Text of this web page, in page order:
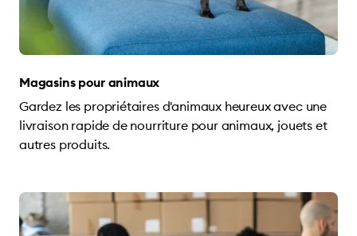
Magasins pour animaux
Gardez les propriétaires d'animaux heureux avec une
livraison rapide de nourriture pour animaux, jouets et
autres produits.